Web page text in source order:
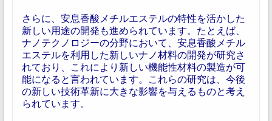
さらに、安息香酸メチルエステルの特性を活かした
新しい用途の開発も進められています。たとえば、
ナノテクノロジーの分野において、安息香酸メチル
エステルを利用した新しいナノ材料の開発が研究さ
れており、これにより新しい機能性材料の製造が可
能になると言われています。これらの研究は、今後
の新しい技術革新に大きな影響を与えるものと考え
られています。